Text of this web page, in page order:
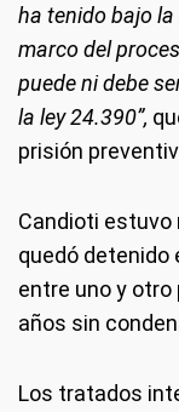
ha tenido bajo
marco del
puede ni debe
la ley 24.390”,
prisión
Candioti estuvo
quedó detenido
entre uno y
años sin
Los tratados